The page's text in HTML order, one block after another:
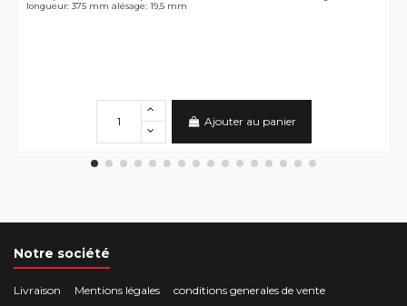
longueur: 375 mm alésage: 19,5 mm
Ajouter au panier
Notre société
Livraison Mentions légales
conditions generales de vente